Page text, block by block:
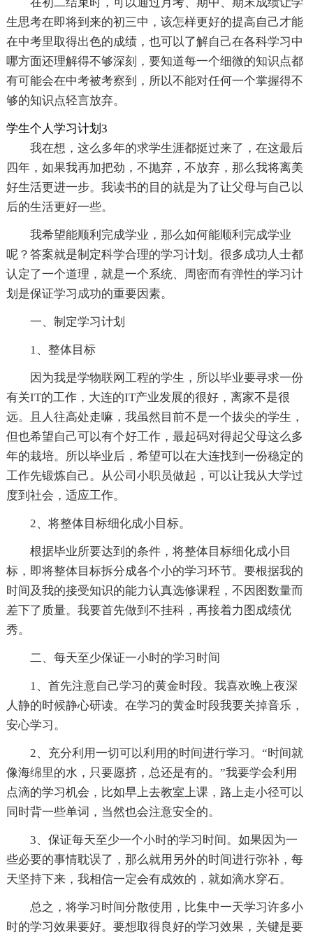
在初二结束时，可以通过月考、期中、期末成绩让学
生思考在即将到来的初三中，该怎样更好的提高自己才能
在中考里取得出色的成绩，也可以了解自己在各科学习中
哪方面还理解得不够深刻，要知道每一个细微的知识点都
有可能会在中考被考察到，所以不能对任何一个掌握得不
够的知识点轻言放弃。
学生个人学习计划3
我在想，这么多年的求学生涯都挺过来了，在这最后
四年，如果我再加把劲，不抛弃，不放弃，那么我将离美
好生活更进一步。我读书的目的就是为了让父母与自己以
后的生活更好一些。
我希望能顺利完成学业，那么如何能顺利完成学业
呢？答案就是制定科学合理的学习计划。很多成功人士都
认定了一个道理，就是一个系统、周密而有弹性的学习计
划是保证学习成功的重要因素。
一、制定学习计划
1、整体目标
因为我是学物联网工程的学生，所以毕业要寻求一份
有关IT的工作，大连的IT产业发展的很好，离家不是很
远。且人往高处走嘛，我虽然目前不是一个拔尖的学生，
但也希望自己可以有个好工作，最起码对得起父母这么多
年的栽培。所以毕业后，希望可以在大连找到一份稳定的
工作先锻炼自己。从公司小职员做起，可以让我从大学过
度到社会，适应工作。
2、将整体目标细化成小目标。
根据毕业所要达到的条件，将整体目标细化成小目
标，即将整体目标拆分成各个小的学习环节。要根据我的
时间及我的接受知识的能力认真选修课程，不因图数量而
差下了质量。我要首先做到不挂科，再接着力图成绩优
秀。
二、每天至少保证一小时的学习时间
1、首先注意自己学习的黄金时段。我喜欢晚上夜深
人静的时候静心研读。在学习的黄金时段我要关掉音乐，
安心学习。
2、充分利用一切可以利用的时间进行学习。“时间就
像海绵里的水，只要愿挤，总还是有的。”我要学会利用
点滴的学习机会，比如早上去教室上课，路上走小径可以
同时背一些单词，当然也会注意安全的。
3、保证每天至少一个小时的学习时间。如果因为一
些必要的事情耽误了，那么就用另外的时间进行弥补，每
天坚持下来，我相信一定会有成效的，就如滴水穿石。
总之，将学习时间分散使用，比集中一天学习许多小
时的学习效果要好。要想取得良好的学习效果，关键是要